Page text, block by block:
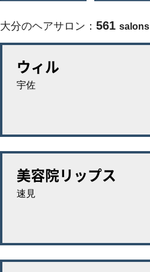
大分のヘアサロン： 561 salons
ウィル
宇佐
美容院リップス
速見